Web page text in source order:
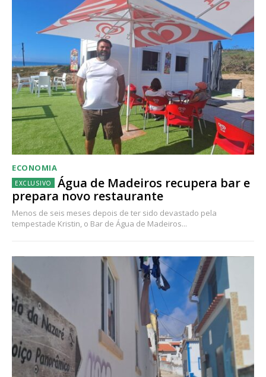
ECONOMIA
Água de Madeiros recupera bar e
prepara novo restaurante
Menos de seis meses depois de ter sido devastado pela
tempestade Kristin, o Bar de Água de Madeiros...